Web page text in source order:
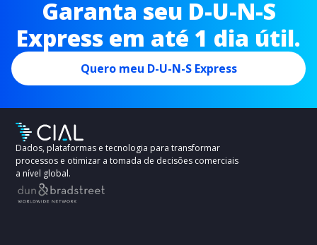
Garanta seu D-U-N-S
Express em até 1 dia útil.
Quero meu D-U-N-S Express
Dados, plataformas e tecnologia para transformar
processos e otimizar a tomada de decisões comerciais
a nível global.